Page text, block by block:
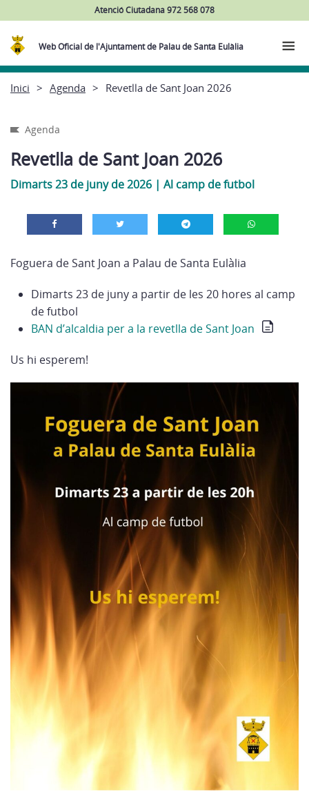
Atenció Ciutadana 972 568 078
Web Oficial de l'Ajuntament de Palau de Santa Eulàlia
Inici Agenda Revetlla de Sant Joan 2026
Agenda
Revetlla de Sant Joan 2026
Dimarts 23 de juny de 2026 | Al camp de futbol
Foguera de Sant Joan a Palau de Santa Eulàlia
Dimarts 23 de juny a partir de les 20 hores al camp
de futbol
BAN d’alcaldia per a la revetlla de Sant Joan
Us hi esperem!